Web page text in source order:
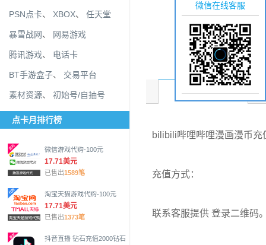
PSN点卡、 XBOX、 任天堂
暴雪战网、 网易游戏
腾讯游戏、 电话卡
BT手游盒子、 交易平台
素材资源、 初始号/自抽号
点卡月排行榜
微信游戏代购-100元
17.71美元
已售出1589笔
淘宝天猫游戏代购-100元
17.71美元
已售出1373笔
抖音直播 钻石充值2000钻石
商品介绍
bilibili哔哩哔哩漫画漫币充
充值方式：
联系客服提供 登录二维码
微信在线客服